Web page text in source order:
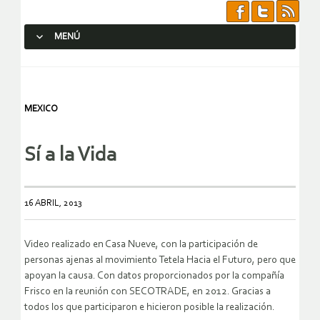
MENÚ
MEXICO
Sí a la Vida
16 ABRIL, 2013
Video realizado en Casa Nueve, con la participación de
personas ajenas al movimiento Tetela Hacia el Futuro, pero que
apoyan la causa. Con datos proporcionados por la compañía
Frisco en la reunión con SECOTRADE, en 2012. Gracias a
todos los que participaron e hicieron posible la realización.